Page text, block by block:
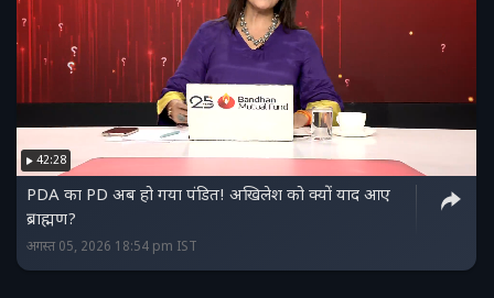
42:28
PDA का PD अब हो गया पंडित! अखिलेश को क्यों याद आए
ब्राह्मण?
अगस्त 05, 2026 18:54 pm IST